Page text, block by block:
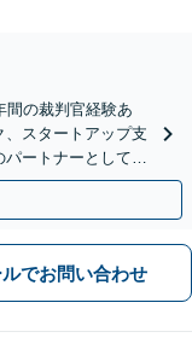
間の裁判官経験あ
スタートアップ支
ートナーとして伴
ルでお問い合わせ